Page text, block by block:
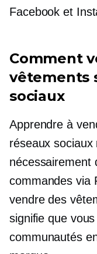
Facebook et
Comment
vêtements
sociaux
Apprendre à
réseaux sociaux
nécessairement
commandes via
vendre des
signifie que
communautés